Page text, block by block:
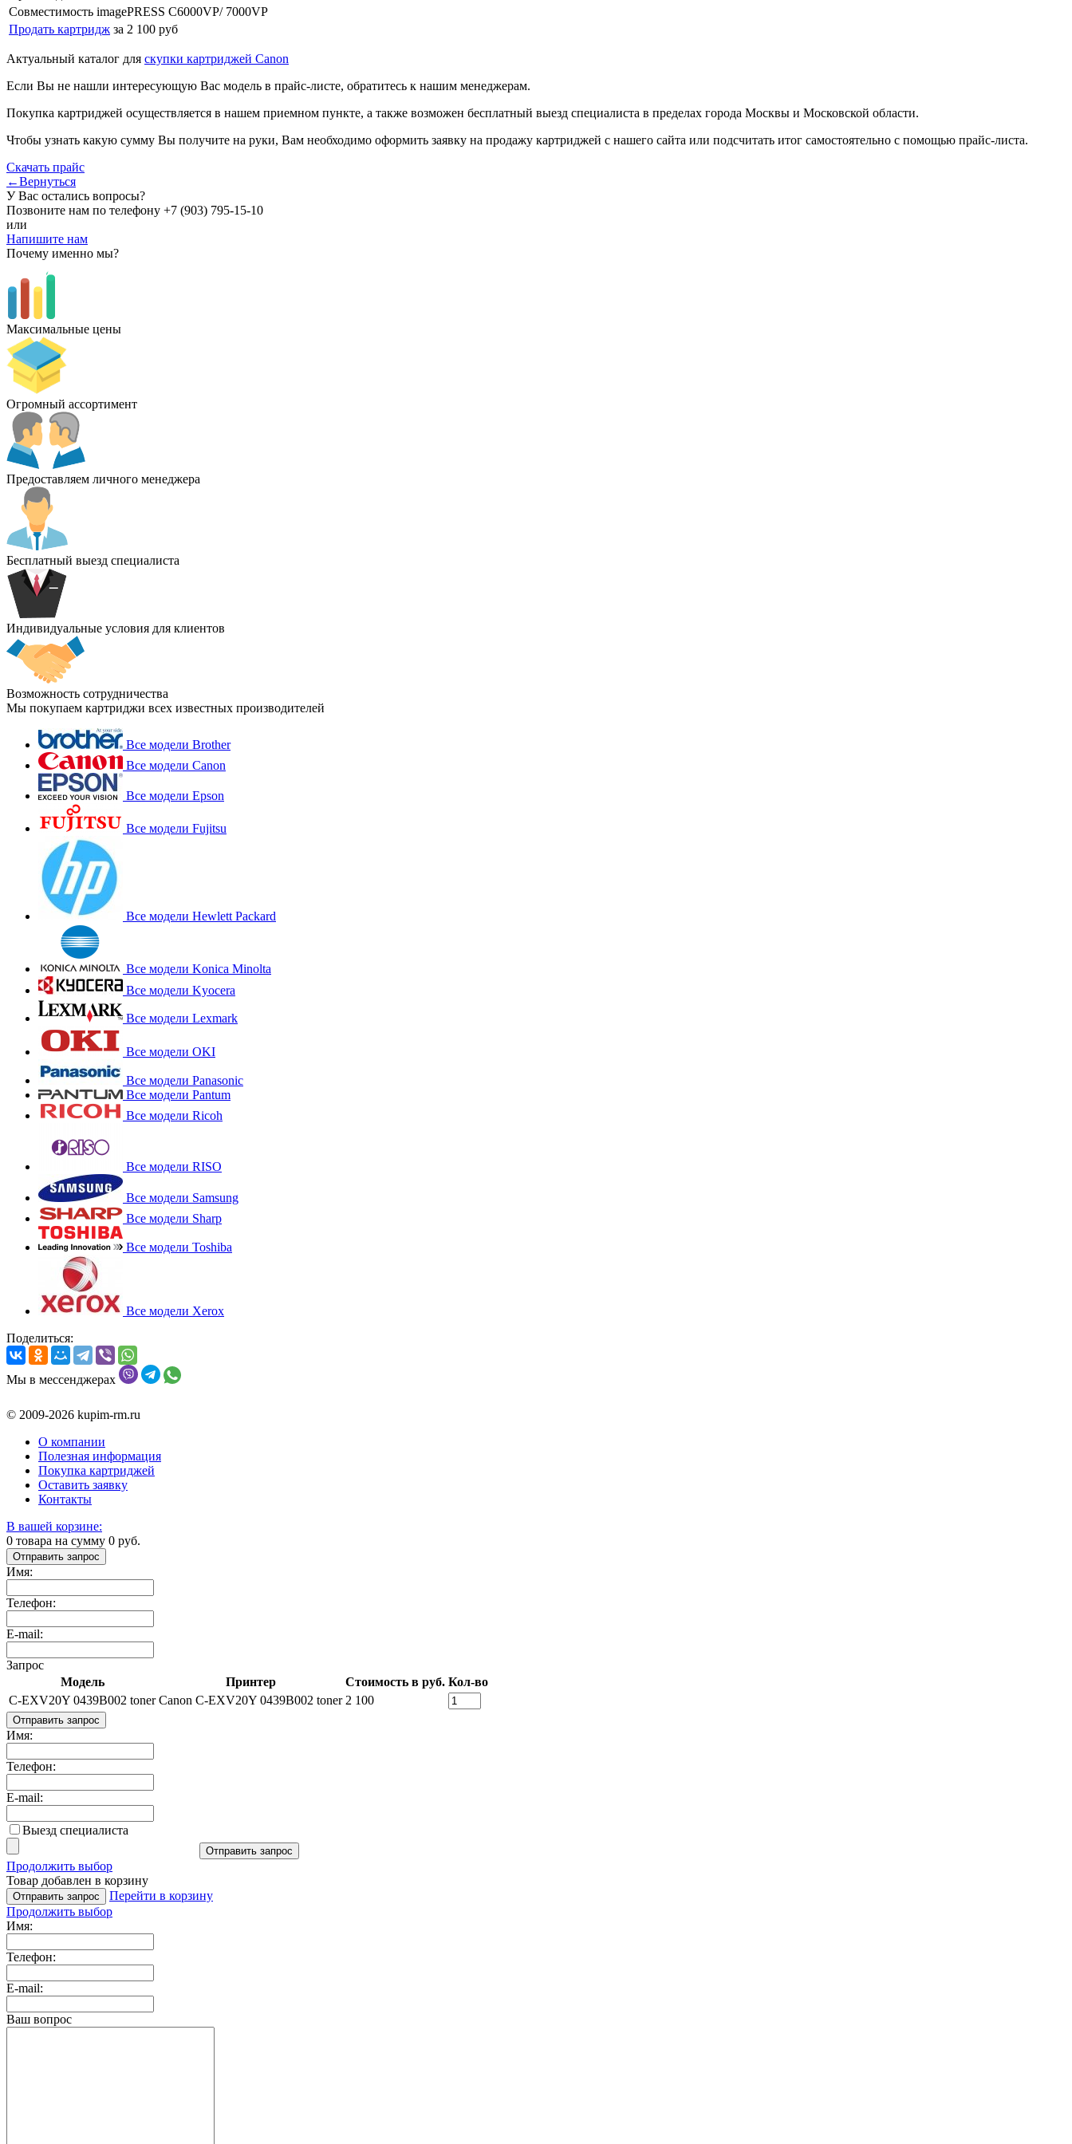
Совместимость imagePRESS C6000VP/ 7000VP
Продать картридж за 2 100 руб
Актуальный каталог для скупки картриджей Canon
Если Вы не нашли интересующую Вас модель в прайс-листе, обратитесь к нашим менеджерам.
Покупка картриджей осуществляется в нашем приемном пункте, а также возможен бесплатный выезд специалиста в пределах города Москвы и Московской области.
Чтобы узнать какую сумму Вы получите на руки, Вам необходимо оформить заявку на продажу картриджей с нашего сайта или подсчитать итог самостоятельно с помощью прайс-листа.
Скачать прайс
←Вернуться
У Вас остались вопросы?
Позвоните нам по телефону +7 (903) 795-15-10
или
Напишите нам
Почему именно мы?
Максимальные цены
Огромный ассортимент
Предоставляем личного менеджера
Бесплатный выезд специалиста
Индивидуальные условия для клиентов
Возможность сотрудничества
Мы покупаем картриджи всех известных производителей
Все модели Brother
Все модели Canon
Все модели Epson
Все модели Fujitsu
Все модели Hewlett Packard
Все модели Konica Minolta
Все модели Kyocera
Все модели Lexmark
Все модели OKI
Все модели Panasonic
Все модели Pantum
Все модели Ricoh
Все модели RISO
Все модели Samsung
Все модели Sharp
Все модели Toshiba
Все модели Xerox
Поделиться:
Мы в мессенджерах
© 2009-2026 kupim-rm.ru
О компании
Полезная информация
Покупка картриджей
Оставить заявку
Контакты
В вашей корзине:
0 товара на сумму 0 руб.
Отправить запрос
Имя:
Телефон:
E-mail:
Запрос
Модель
Принтер Стоимость в руб. Кол-во
C-EXV20Y 0439B002 toner Canon C-EXV20Y 0439B002 toner 2 100
Отправить запрос
Имя:
Телефон:
E-mail:
Выезд специалиста
Отправить запрос
Продолжить выбор
Товар добавлен в корзину
Отправить запрос
Перейти в корзину
Продолжить выбор
Имя:
Телефон:
E-mail:
Ваш вопрос